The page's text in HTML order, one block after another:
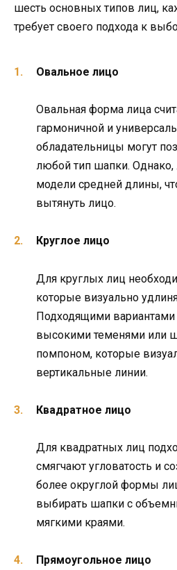
шесть основных типов лиц,
требует своего подхода к
Овальное лицо
Овальная форма лица
гармоничной и
обладательницы могут
любой тип шапки. Однако,
модели средней длины,
вытянуть лицо.
Круглое лицо
Для круглых лиц
которые визуально
Подходящими
высокими теменями или
помпоном, которые
вертикальные линии.
Квадратное лицо
Для квадратных лиц
смягчают угловатость и
более округлой формы
выбирать шапки с
мягкими краями.
Прямоугольное лицо